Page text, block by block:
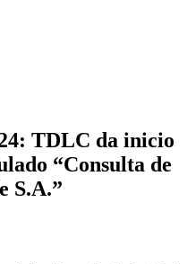
TDLC da inicio
“Consulta de
S.A.”